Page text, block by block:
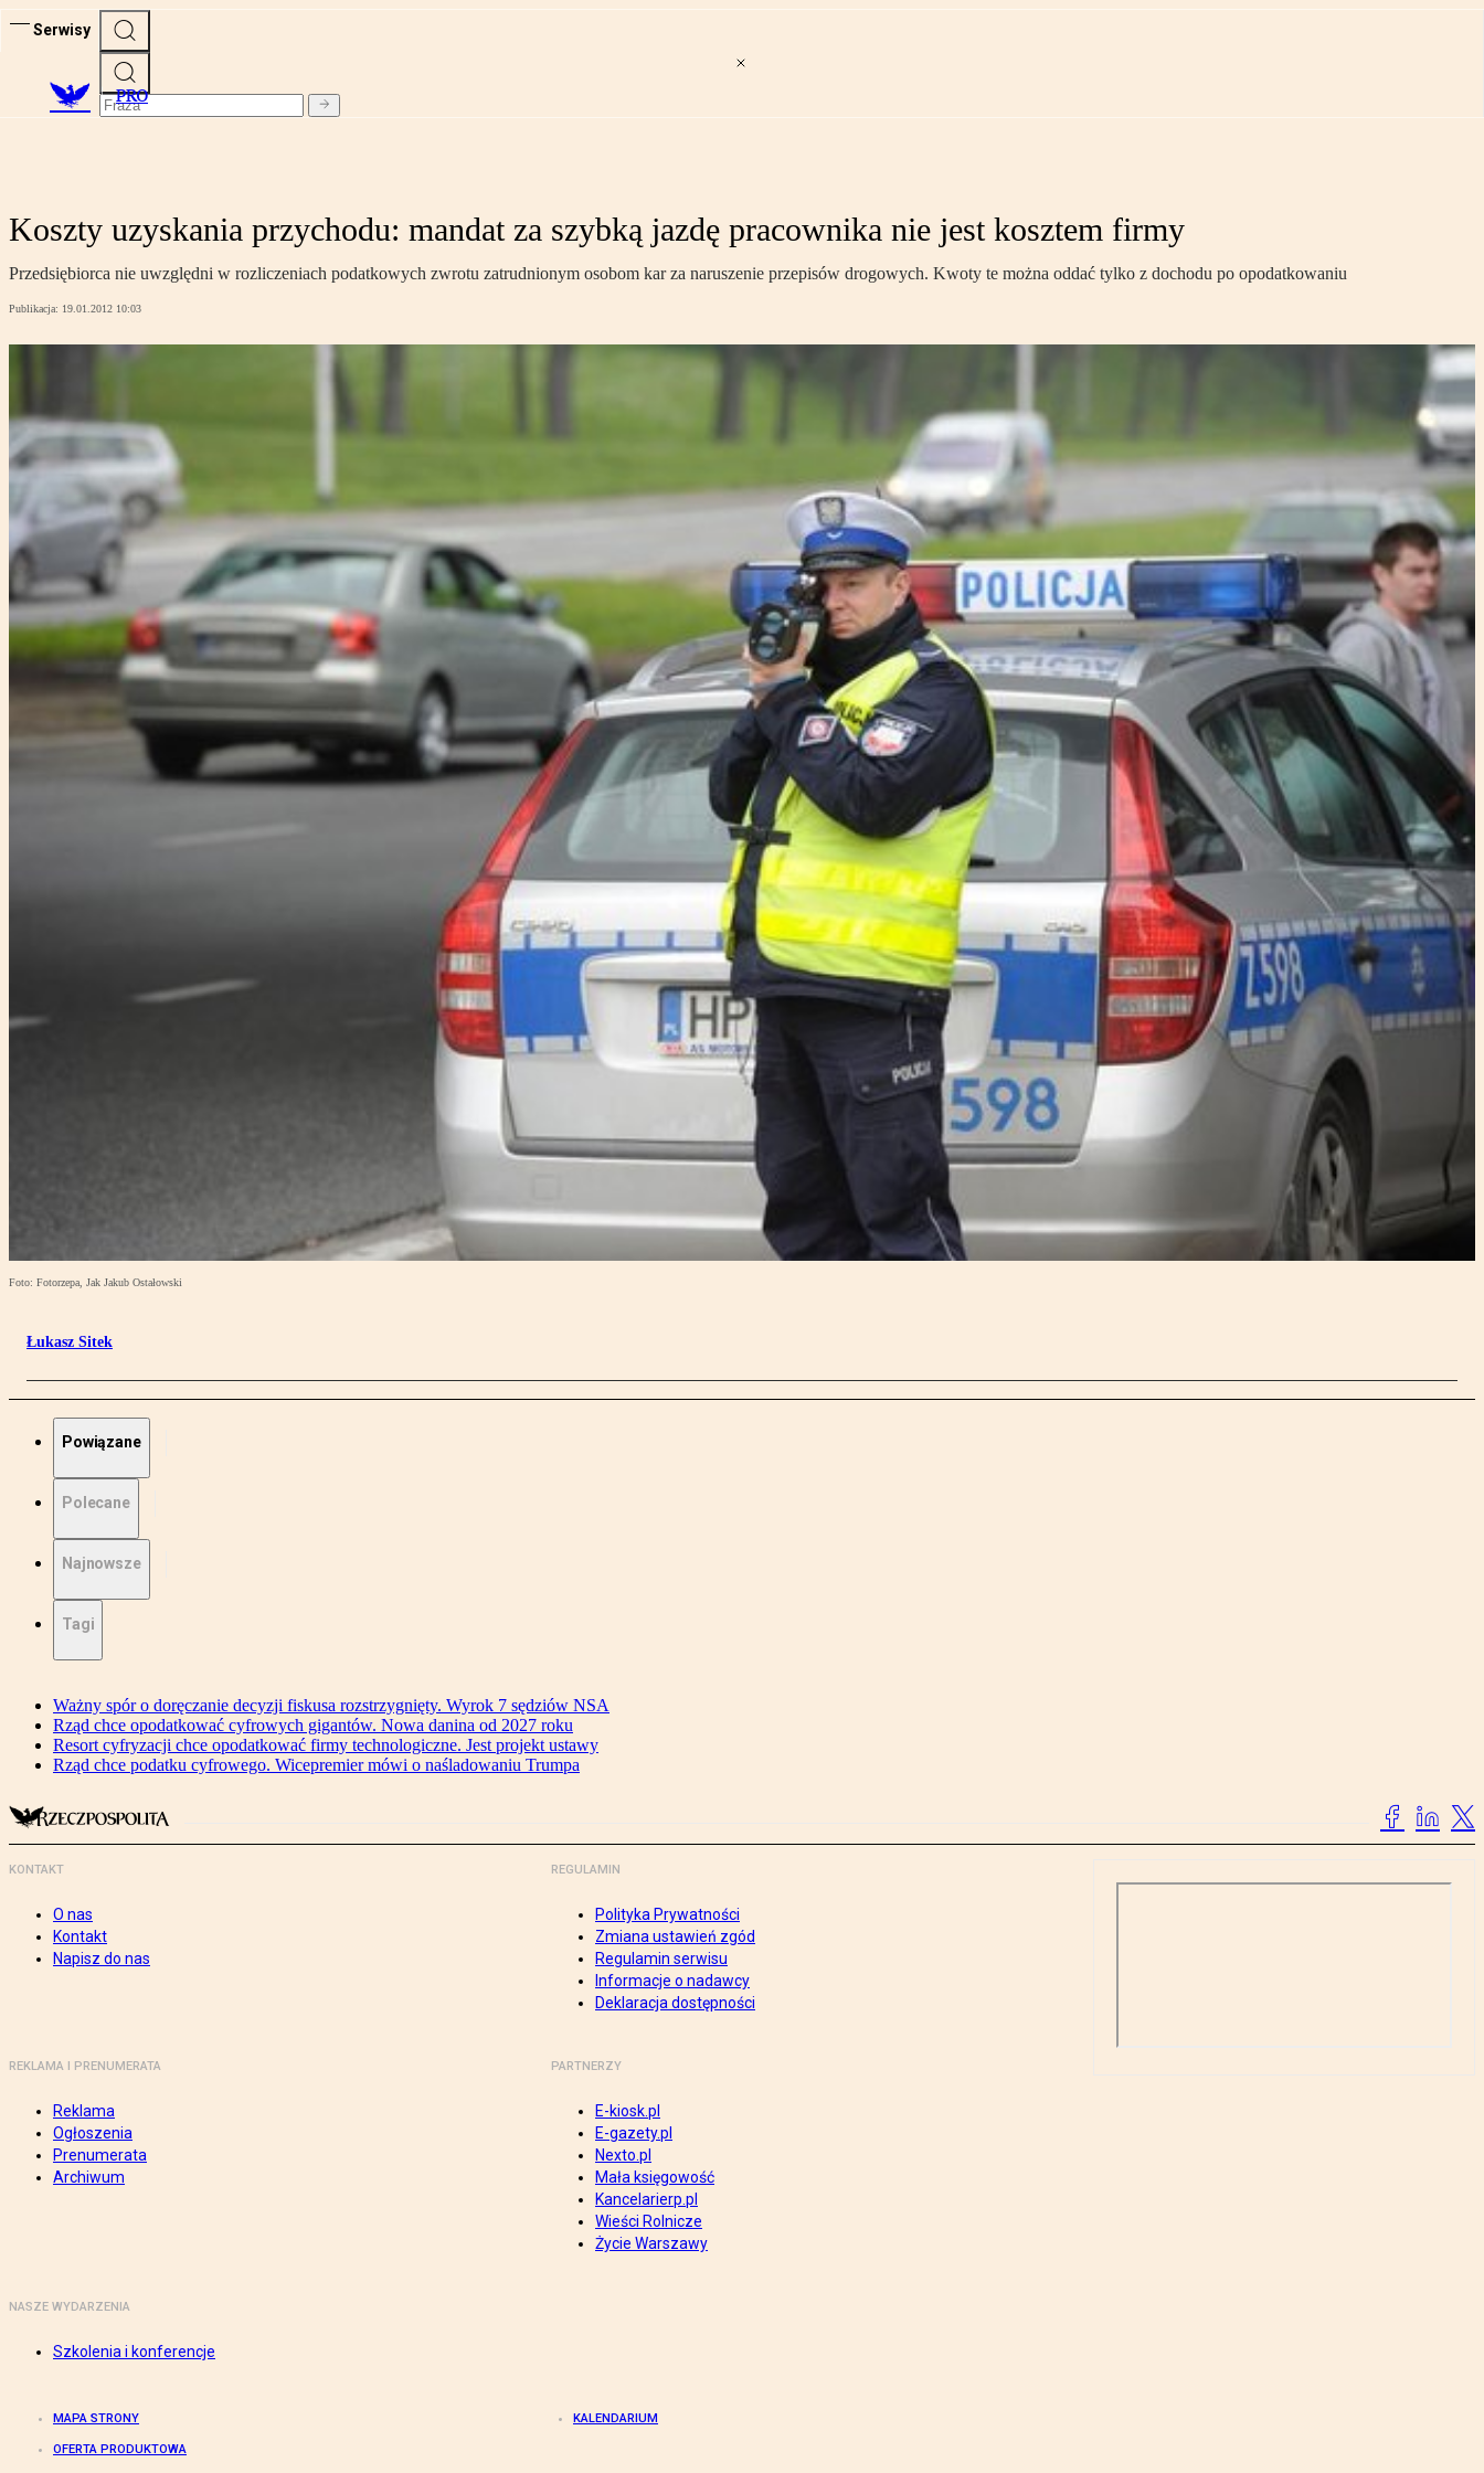
Serwisy
PRO
Koszty uzyskania przychodu: mandat za szybką jazdę pracownika nie jest kosztem firmy
Przedsiębiorca nie uwzględni w rozliczeniach podatkowych zwrotu zatrudnionym osobom kar za naruszenie przepisów drogowych. Kwoty te można oddać tylko z dochodu po opodatkowaniu
Publikacja: 19.01.2012 10:03
Foto: Fotorzepa, Jak Jakub Ostałowski
Łukasz Sitek
Powiązane
Polecane
Najnowsze
Tagi
Ważny spór o doręczanie decyzji fiskusa rozstrzygnięty. Wyrok 7 sędziów NSA
Rząd chce opodatkować cyfrowych gigantów. Nowa danina od 2027 roku
Resort cyfryzacji chce opodatkować firmy technologiczne. Jest projekt ustawy
Rząd chce podatku cyfrowego. Wicepremier mówi o naśladowaniu Trumpa
KONTAKT
O nas
Kontakt
Napisz do nas
REGULAMIN
Polityka Prywatności
Zmiana ustawień zgód
Regulamin serwisu
Informacje o nadawcy
Deklaracja dostępności
REKLAMA I PRENUMERATA
Reklama
Ogłoszenia
Prenumerata
Archiwum
PARTNERZY
E-kiosk.pl
E-gazety.pl
Nexto.pl
Mała księgowość
Kancelarierp.pl
Wieści Rolnicze
Życie Warszawy
NASZE WYDARZENIA
Szkolenia i konferencje
MAPA STRONY KALENDARIUM
OFERTA PRODUKTOWA